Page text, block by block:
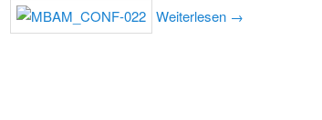
Weiterlesen →